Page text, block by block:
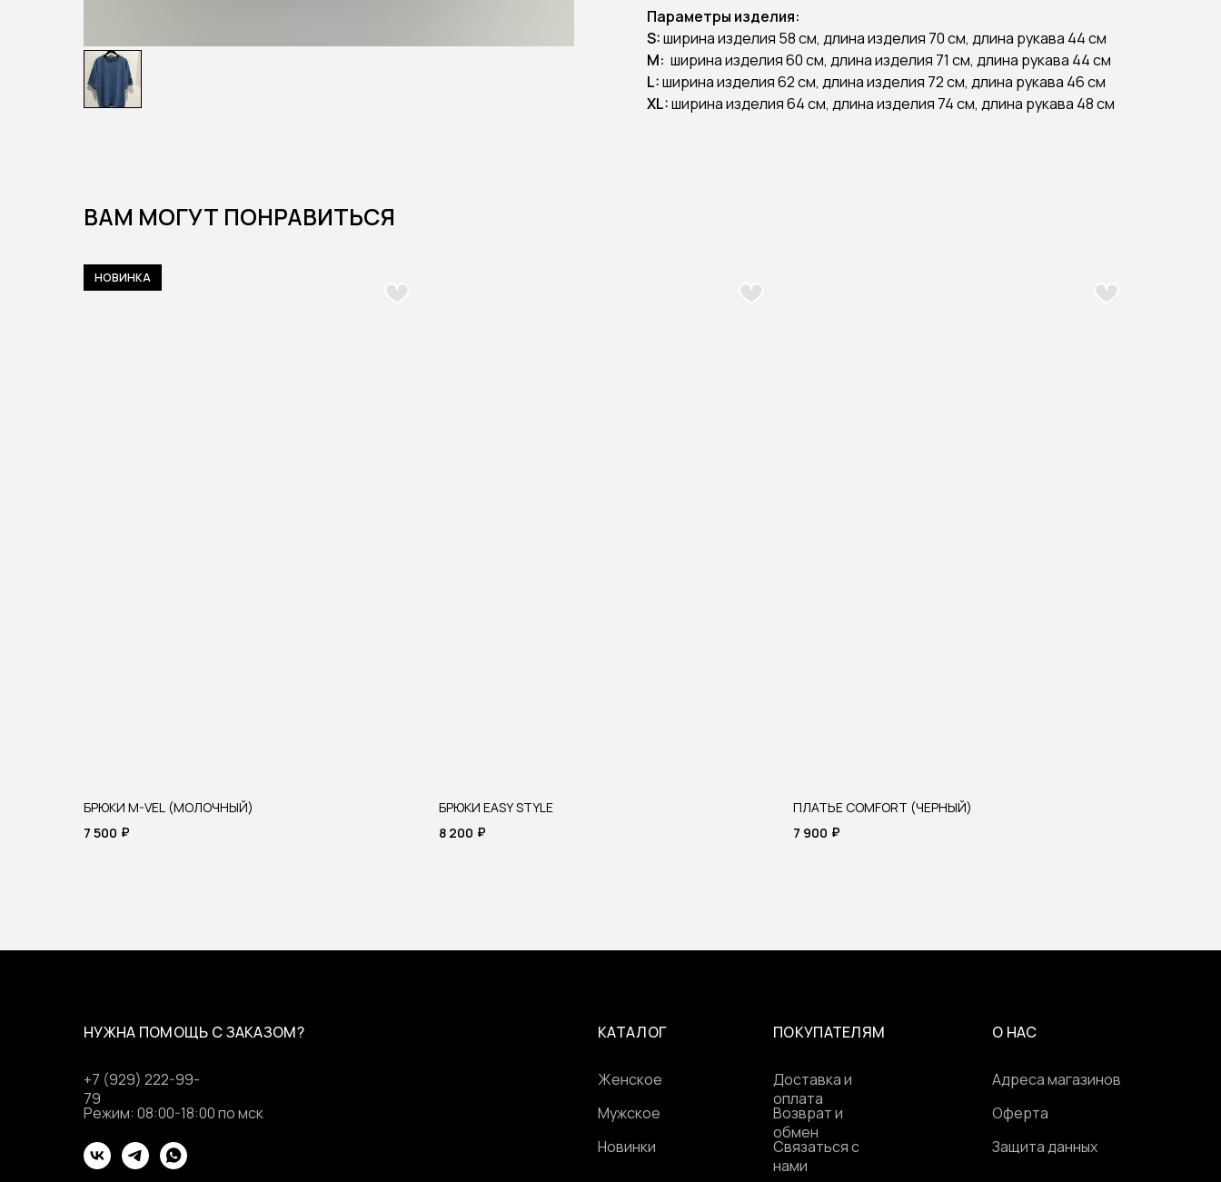
Параметры изделия:
S:ширина изделия 58 см, длина изделия 70 см, длина рукава 44 см
М: ширина изделия 60 см, длина изделия 71 см, длина рукава 44 см
L:ширина изделия 62 см, длина изделия 72 см, длина рукава 46 см
XL:ширина изделия 64 см, длина изделия 74 см, длина рукава 48 см
ВАМ МОГУТ ПОНРАВИТЬСЯ
НОВИНКА
БРЮКИ M-VEL (МОЛОЧНЫЙ)
7 500 ₽
БРЮКИ EASY STYLE
8 200 ₽
ПЛАТЬЕ COMFORT (ЧЕРНЫЙ)
7 900 ₽
НУЖНА ПОМОЩЬ С ЗАКАЗОМ? КАТАЛОГ ПОКУПАТЕЛЯМ О НАС
+7 (929) 222-99-
79
Режим: 08:00-18:00 по мск
Женское
Мужское
Новинки
Доставка и
оплата
Возврат и
обмен
Связаться с
нами
Адреса магазинов
Оферта
Защита данных